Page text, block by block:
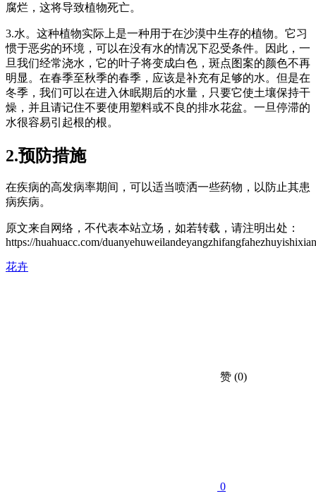
腐烂，这将导致植物死亡。
3.水。这种植物实际上是一种用于在沙漠中生存的植物。它习
惯于恶劣的环境，可以在没有水的情况下忍受条件。因此，一
旦我们经常浇水，它的叶子将变成白色，斑点图案的颜色不再
明显。在春季至秋季的春季，应该是补充有足够的水。但是在
冬季，我们可以在进入休眠期后的水量，只要它使土壤保持干
燥，并且请记住不要使用塑料或不良的排水花盆。一旦停滞的
水很容易引起根的根。
2.预防措施
在疾病的高发病率期间，可以适当喷洒一些药物，以防止其患
病疾病。
原文来自网络，不代表本站立场，如若转载，请注明出处：
https://huahuacc.com/
花卉
赞 (0)
0